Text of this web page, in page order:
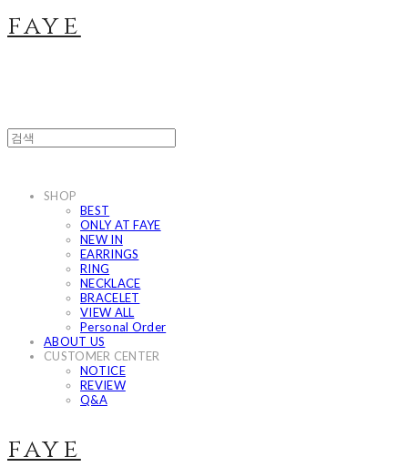
faye
SHOP
BEST
ONLY AT FAYE
NEW IN
EARRINGS
RING
NECKLACE
BRACELET
VIEW ALL
Personal Order
ABOUT US
CUSTOMER CENTER
NOTICE
REVIEW
Q&A
faye